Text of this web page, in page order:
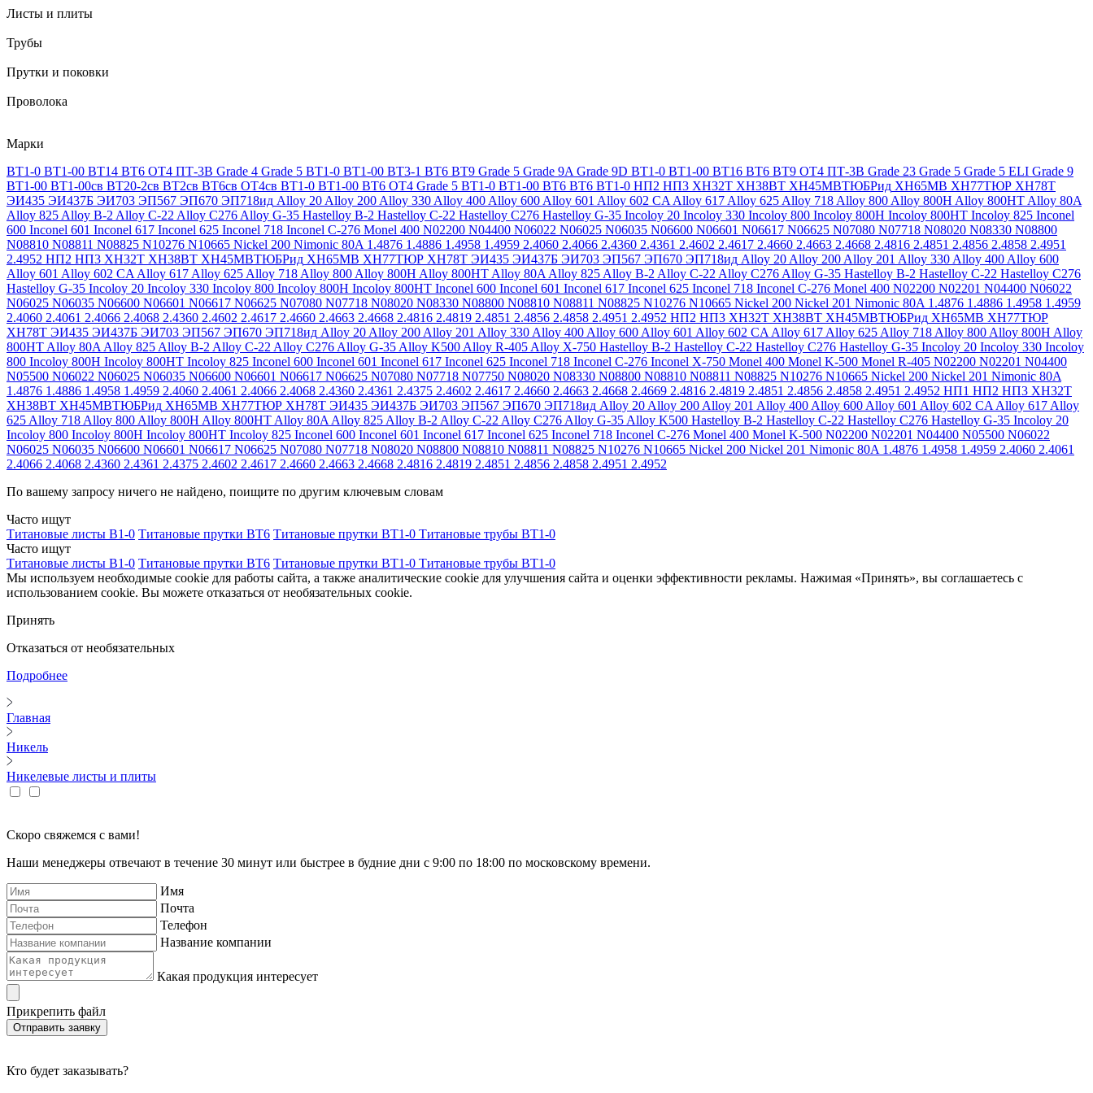
Листы и плиты
Трубы
Прутки и поковки
Проволока
Марки
ВТ1-0 ВТ1-00 ВТ14 ВТ6 ОТ4 ПТ-3В Grade 4 Grade 5 ВТ1-0 ВТ1-00 ВТ3-1 ВТ6 ВТ9 Grade 5 Grade 9A Grade 9D ВТ1-0 ВТ1-00 ВТ16 ВТ6 ВТ9 ОТ4 ПТ-3В Grade 23 Grade 5 Grade 5 ELI Grade 9
ВТ1-00 ВТ1-00св ВТ20-2св ВТ2св ВТ6св ОТ4св ВТ1-0 ВТ1-00 ВТ6 ОТ4 Grade 5 ВТ1-0 ВТ1-00 ВТ6 ВТ6 ВТ1-0 НП2 НП3 ХН32Т ХН38ВТ ХН45МВТЮБРид ХН65МВ ХН77ТЮР ХН78Т
ЭИ435 ЭИ437Б ЭИ703 ЭП567 ЭП670 ЭП718ид Alloy 20 Alloy 200 Alloy 330 Alloy 400 Alloy 600 Alloy 601 Alloy 602 CA Alloy 617 Alloy 625 Alloy 718 Alloy 800 Alloy 800H Alloy 800HT Alloy 80A
Alloy 825 Alloy B-2 Alloy C-22 Alloy C276 Alloy G-35 Hastelloy B-2 Hastelloy C-22 Hastelloy C276 Hastelloy G-35 Incoloy 20 Incoloy 330 Incoloy 800 Incoloy 800H Incoloy 800HT Incoloy 825 Inconel
600 Inconel 601 Inconel 617 Inconel 625 Inconel 718 Inconel C-276 Monel 400 N02200 N04400 N06022 N06025 N06035 N06600 N06601 N06617 N06625 N07080 N07718 N08020 N08330 N08800
N08810 N08811 N08825 N10276 N10665 Nickel 200 Nimonic 80A 1.4876 1.4886 1.4958 1.4959 2.4060 2.4066 2.4360 2.4361 2.4602 2.4617 2.4660 2.4663 2.4668 2.4816 2.4851 2.4856 2.4858 2.4951
2.4952 НП2 НП3 ХН32Т ХН38ВТ ХН45МВТЮБРид ХН65МВ ХН77ТЮР ХН78Т ЭИ435 ЭИ437Б ЭИ703 ЭП567 ЭП670 ЭП718ид Alloy 20 Alloy 200 Alloy 201 Alloy 330 Alloy 400 Alloy 600
Alloy 601 Alloy 602 CA Alloy 617 Alloy 625 Alloy 718 Alloy 800 Alloy 800H Alloy 800HT Alloy 80A Alloy 825 Alloy B-2 Alloy C-22 Alloy C276 Alloy G-35 Hastelloy B-2 Hastelloy C-22 Hastelloy C276
Hastelloy G-35 Incoloy 20 Incoloy 330 Incoloy 800 Incoloy 800H Incoloy 800HT Inconel 600 Inconel 601 Inconel 617 Inconel 625 Inconel 718 Inconel C-276 Monel 400 N02200 N02201 N04400 N06022
N06025 N06035 N06600 N06601 N06617 N06625 N07080 N07718 N08020 N08330 N08800 N08810 N08811 N08825 N10276 N10665 Nickel 200 Nickel 201 Nimonic 80A 1.4876 1.4886 1.4958 1.4959
2.4060 2.4061 2.4066 2.4068 2.4360 2.4602 2.4617 2.4660 2.4663 2.4668 2.4816 2.4819 2.4851 2.4856 2.4858 2.4951 2.4952 НП2 НП3 ХН32Т ХН38ВТ ХН45МВТЮБРид ХН65МВ ХН77ТЮР
ХН78Т ЭИ435 ЭИ437Б ЭИ703 ЭП567 ЭП670 ЭП718ид Alloy 20 Alloy 200 Alloy 201 Alloy 330 Alloy 400 Alloy 600 Alloy 601 Alloy 602 CA Alloy 617 Alloy 625 Alloy 718 Alloy 800 Alloy 800H Alloy
800HT Alloy 80A Alloy 825 Alloy B-2 Alloy C-22 Alloy C276 Alloy G-35 Alloy K500 Alloy R-405 Alloy X-750 Hastelloy B-2 Hastelloy C-22 Hastelloy C276 Hastelloy G-35 Incoloy 20 Incoloy 330 Incoloy
800 Incoloy 800H Incoloy 800HT Incoloy 825 Inconel 600 Inconel 601 Inconel 617 Inconel 625 Inconel 718 Inconel C-276 Inconel X-750 Monel 400 Monel K-500 Monel R-405 N02200 N02201 N04400
N05500 N06022 N06025 N06035 N06600 N06601 N06617 N06625 N07080 N07718 N07750 N08020 N08330 N08800 N08810 N08811 N08825 N10276 N10665 Nickel 200 Nickel 201 Nimonic 80A
1.4876 1.4886 1.4958 1.4959 2.4060 2.4061 2.4066 2.4068 2.4360 2.4361 2.4375 2.4602 2.4617 2.4660 2.4663 2.4668 2.4669 2.4816 2.4819 2.4851 2.4856 2.4858 2.4951 2.4952 НП1 НП2 НП3 ХН32Т
ХН38ВТ ХН45МВТЮБРид ХН65МВ ХН77ТЮР ХН78Т ЭИ435 ЭИ437Б ЭИ703 ЭП567 ЭП670 ЭП718ид Alloy 20 Alloy 200 Alloy 201 Alloy 400 Alloy 600 Alloy 601 Alloy 602 CA Alloy 617 Alloy
625 Alloy 718 Alloy 800 Alloy 800H Alloy 800HT Alloy 80A Alloy 825 Alloy B-2 Alloy C-22 Alloy C276 Alloy G-35 Alloy K500 Hastelloy B-2 Hastelloy C-22 Hastelloy C276 Hastelloy G-35 Incoloy 20
Incoloy 800 Incoloy 800H Incoloy 800HT Incoloy 825 Inconel 600 Inconel 601 Inconel 617 Inconel 625 Inconel 718 Inconel C-276 Monel 400 Monel K-500 N02200 N02201 N04400 N05500 N06022
N06025 N06035 N06600 N06601 N06617 N06625 N07080 N07718 N08020 N08800 N08810 N08811 N08825 N10276 N10665 Nickel 200 Nickel 201 Nimonic 80A 1.4876 1.4958 1.4959 2.4060 2.4061
2.4066 2.4068 2.4360 2.4361 2.4375 2.4602 2.4617 2.4660 2.4663 2.4668 2.4816 2.4819 2.4851 2.4856 2.4858 2.4951 2.4952
По вашему запросу ничего не найдено, поищите по другим ключевым словам
Часто ищут
Титановые листы В1-0 Титановые прутки ВТ6 Титановые прутки ВТ1-0 Титановые трубы ВТ1-0
Часто ищут
Титановые листы В1-0 Титановые прутки ВТ6 Титановые прутки ВТ1-0 Титановые трубы ВТ1-0
Мы используем необходимые cookie для работы сайта, а также аналитические cookie для улучшения сайта и оценки эффективности рекламы. Нажимая «Принять», вы соглашаетесь с
использованием cookie. Вы можете отказаться от необязательных cookie.
Принять
Отказаться от необязательных
Подробнее
Главная
Никель
Никелевые листы и плиты
Скоро свяжемся с вами!
Наши менеджеры отвечают в течение 30 минут или быстрее в будние дни с 9:00 по 18:00 по московскому времени.
Имя
Почта
Телефон
Название компании
Какая продукция интересует
Прикрепить файл
Отправить заявку
Кто будет заказывать?